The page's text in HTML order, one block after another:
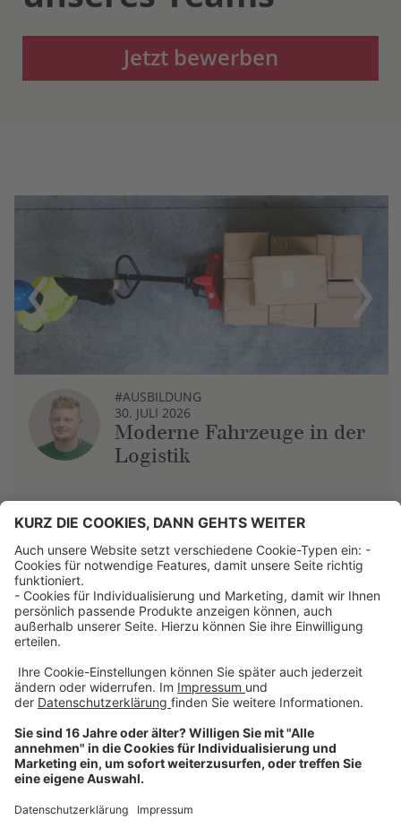
Jetzt bewerben
Previous
#AUSBILDUNG
30. JULI 2026
Moderne Fahrzeuge in der
Logistik
Next
Über uns
Dehner Unternehmen
Jobs bei Dehner